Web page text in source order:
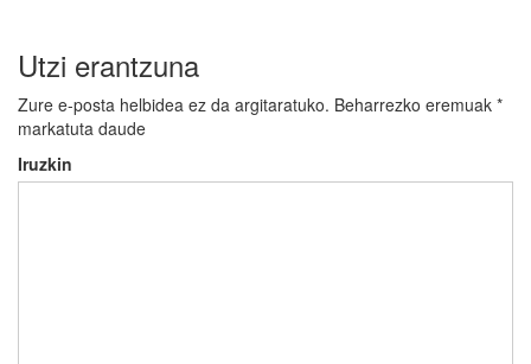
Utzi erantzuna
Zure e-posta helbidea ez da argitaratuko. Beharrezko eremuak *
markatuta daude
Iruzkin